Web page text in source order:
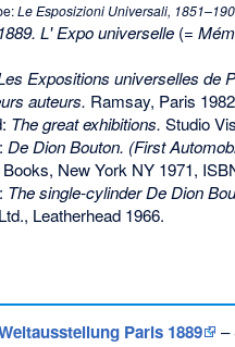
Le Esposizioni Universali,
1889. L' Expo universelle(=
Expositions universelles de
auteurs. Ramsay, Paris
The great exhibitions. Studio
De Dion Bouton. (First
New York NY 1971,
The single-cylinder De Dion
Leatherhead 1966.
Paris 1889
–